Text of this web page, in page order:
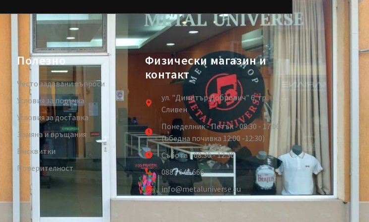
Полезно
Често задавани въпроси
Условия за поръчка
Условия за доставка
Замяна и връщания
Бисквитки
Поверителност
Физически магазин и
контакт
ул. "Димитър Добрович" 6, гр.
Сливен
Понеделник - Петък - 08:30 - 17:00
(обедна почивка 12:00 -12:30)
Събота - 08:30 - 12:30
0887 648 666
info@metaluniverse.eu